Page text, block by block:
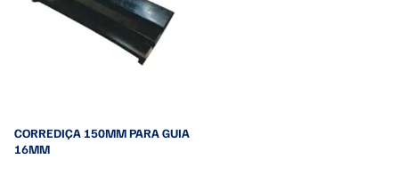
CORREDIÇA 150MM PARA GUIA
16MM